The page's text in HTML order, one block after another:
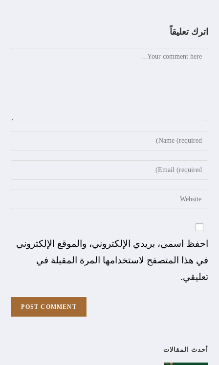
اترك تعليقاً
احفظ اسمي، بريدي الإلكتروني، والموقع الإلكتروني
في هذا المتصفح لاستخدامها المرة المقبلة في
تعليقي.
أحدث المقالات